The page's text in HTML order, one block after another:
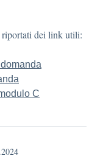
riportati dei link utili:
C